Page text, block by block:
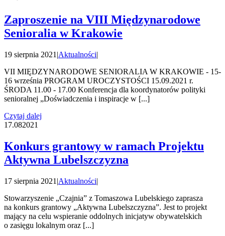
Zaproszenie na VIII Międzynarodowe
Senioralia w Krakowie
19 sierpnia 2021 |Aktualności|
VII MIĘDZYNARODOWE SENIORALIA W KRAKOWIE - 15-
16 września PROGRAM UROCZYSTOŚCI 15.09.2021 r.
ŚRODA 11.00 - 17.00 Konferencja dla koordynatorów polityki
senioralnej „Doświadczenia i inspiracje w [...]
Czytaj dalej
17.082021
Konkurs grantowy w ramach Projektu
Aktywna Lubelszczyzna
17 sierpnia 2021 |Aktualności|
Stowarzyszenie „Czajnia” z Tomaszowa Lubelskiego zaprasza
na konkurs grantowy „Aktywna Lubelszczyzna”. Jest to projekt
mający na celu wspieranie oddolnych inicjatyw obywatelskich
o zasięgu lokalnym oraz [...]